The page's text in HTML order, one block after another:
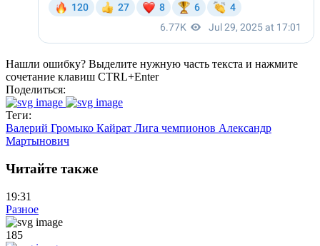
Нашли ошибку? Выделите нужную часть текста и нажмите
сочетание клавиш CTRL+Enter
Поделиться:
Теги:
Валерий Громыко Кайрат Лига чемпионов Александр
Мартынович
Читайте также
19:31
Разное
185